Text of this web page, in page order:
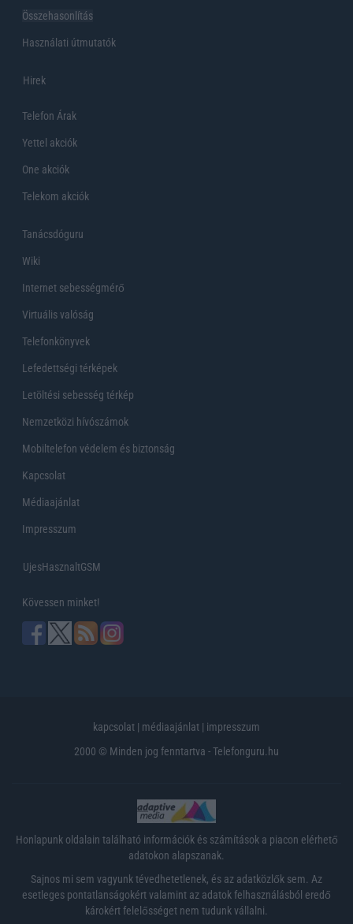
Összehasonlítás
Használati útmutatók
Hirek
Telefon Árak
Yettel akciók
One akciók
Telekom akciók
Tanácsdóguru
Wiki
Internet sebességmérő
Virtuális valóság
Telefonkönyvek
Lefedettségi térképek
Letöltési sebesség térkép
Nemzetközi hívószámok
Mobiltelefon védelem és biztonság
Kapcsolat
Médiaajánlat
Impresszum
UjesHasznaltGSM
Kövessen minket!
kapcsolat | médiaajánlat | impresszum
2000 © Minden jog fenntartva - Telefonguru.hu
Honlapunk oldalain található információk és számítások a piacon elérhető
adatokon alapszanak.
Sajnos mi sem vagyunk tévedhetetlenek, és az adatközlők sem. Az
esetleges pontatlanságokért valamint az adatok felhasználásból eredő
károkért felelősséget nem tudunk vállalni.